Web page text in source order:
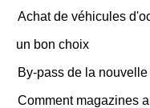
Achat de véhicules
un bon choix
By-pass de la
Comment magazines